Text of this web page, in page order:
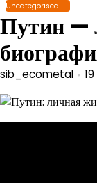
Uncategorised
Путин —
sib_ecometal